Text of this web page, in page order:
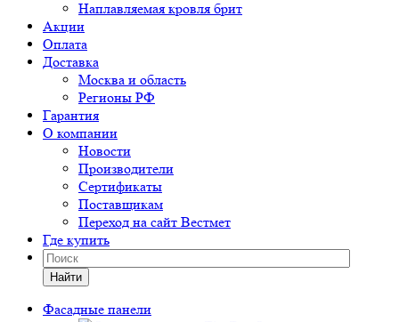
Наплавляемая кровля брит
Акции
Оплата
Доставка
Москва и область
Регионы РФ
Гарантия
О компании
Новости
Производители
Сертификаты
Поставщикам
Переход на сайт Вестмет
Где купить
Найти
Фасадные панели